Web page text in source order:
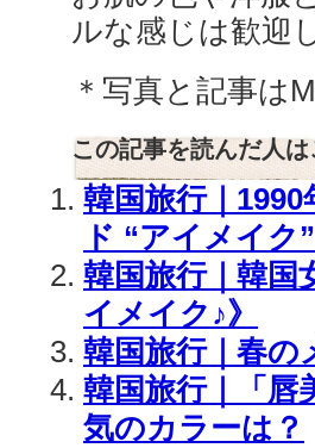
ルな感じは歓迎
＊写真と記事は
この記事を読んだ人
韓国旅行｜
ド “アイメイク
韓国旅行｜韓国
イメイク♪》
韓国旅行｜春の
韓国旅行｜「唇
気のカラーは？